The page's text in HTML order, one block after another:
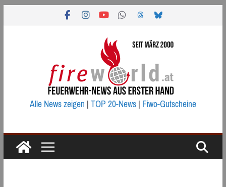
Alle News zeigen|TOP 20-News|Fiwo-Gutscheine